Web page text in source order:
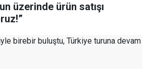
üzerinde ürün satışı